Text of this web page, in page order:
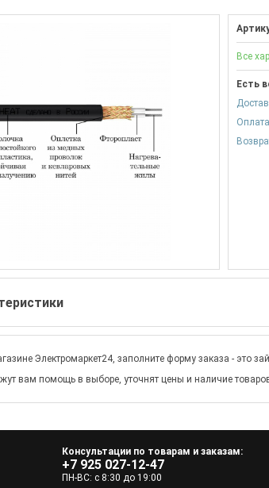
Все
Есть
Оплата
Электромаркет24, заполните форму заказа - это
вам помощь в выборе, уточнят цены и наличие
Консультации по товарам и заказам:
+7 925 027-12-47
ПН-ВС: с 8:30 до 19:00